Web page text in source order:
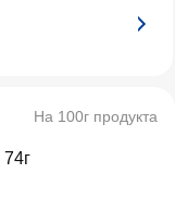
На 100г продукта